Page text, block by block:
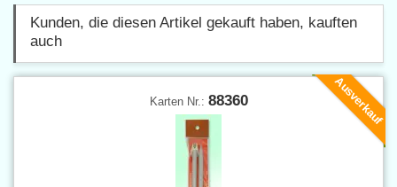
Kunden, die diesen Artikel gekauft haben, kauften
auch
Ausverkauf
Karten Nr.: 88360